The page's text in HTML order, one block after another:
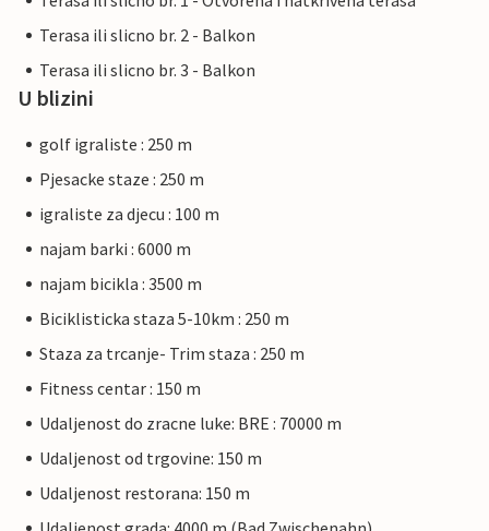
Terasa ili slicno br. 2 - Balkon
Terasa ili slicno br. 3 - Balkon
U blizini
golf igraliste : 250 m
Pjesacke staze : 250 m
igraliste za djecu : 100 m
najam barki : 6000 m
najam bicikla : 3500 m
Biciklisticka staza 5-10km : 250 m
Staza za trcanje- Trim staza : 250 m
Fitness centar : 150 m
Udaljenost do zracne luke: BRE : 70000 m
Udaljenost od trgovine: 150 m
Udaljenost restorana: 150 m